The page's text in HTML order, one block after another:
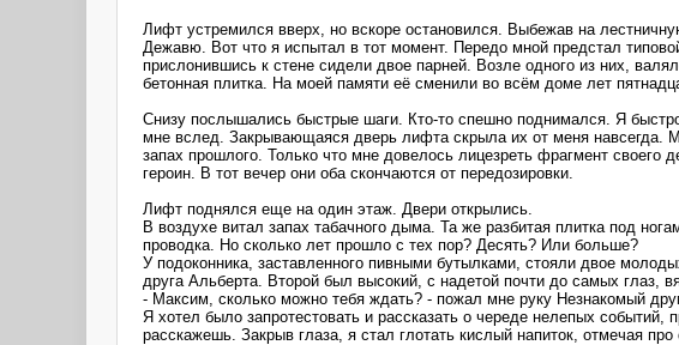
Лифт устремился вверх, но вскоре остановился. Выбежав на
Дежавю. Вот что я испытал в тот момент. Передо мной предстал
прислонившись к стене сидели двое парней. Возле одного из них,
бетонная плитка. На моей памяти её сменили во всём доме лет
Снизу послышались быстрые шаги. Кто-то спешно поднимался. Я
мне вслед. Закрывающаяся дверь лифта скрыла их от меня навсегда.
запах прошлого. Только что мне довелось лицезреть фрагмент
героин. В тот вечер они оба скончаются от передозировки.
Лифт поднялся еще на один этаж. Двери открылись.
В воздухе витал запах табачного дыма. Та же разбитая плитка под
проводка. Но сколько лет прошло с тех пор? Десять? Или больше?
У подоконника, заставленного пивными бутылками, стояли двое
друга Альберта. Второй был высокий, с надетой почти до самых глаз,
- Максим, сколько можно тебя ждать? - пожал мне руку Незнакомый
Я хотел было запротестовать и рассказать о череде нелепых
расскажешь. Закрыв глаза, я стал глотать кислый напиток, отмечая